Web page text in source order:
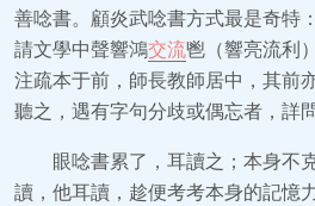
善唸書。顧炎武唸書方式最是奇特
請文學中聲響鴻交流鬯（響亮流利
注疏本于前，師長教師居中，其前
聽之，遇有字句分歧或偶忘者，詳
眼唸書累了，耳讀之；本身不
讀，他耳讀，趁便考考本身的記憶